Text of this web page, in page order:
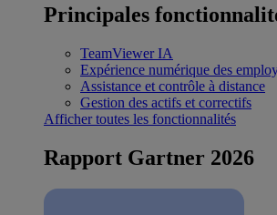
Principales
TeamViewer IA
Expérience numérique des
Assistance et contrôle à distance
Gestion des actifs et correctifs
Afficher toutes les fonctionnalités
Rapport Gartner 2026